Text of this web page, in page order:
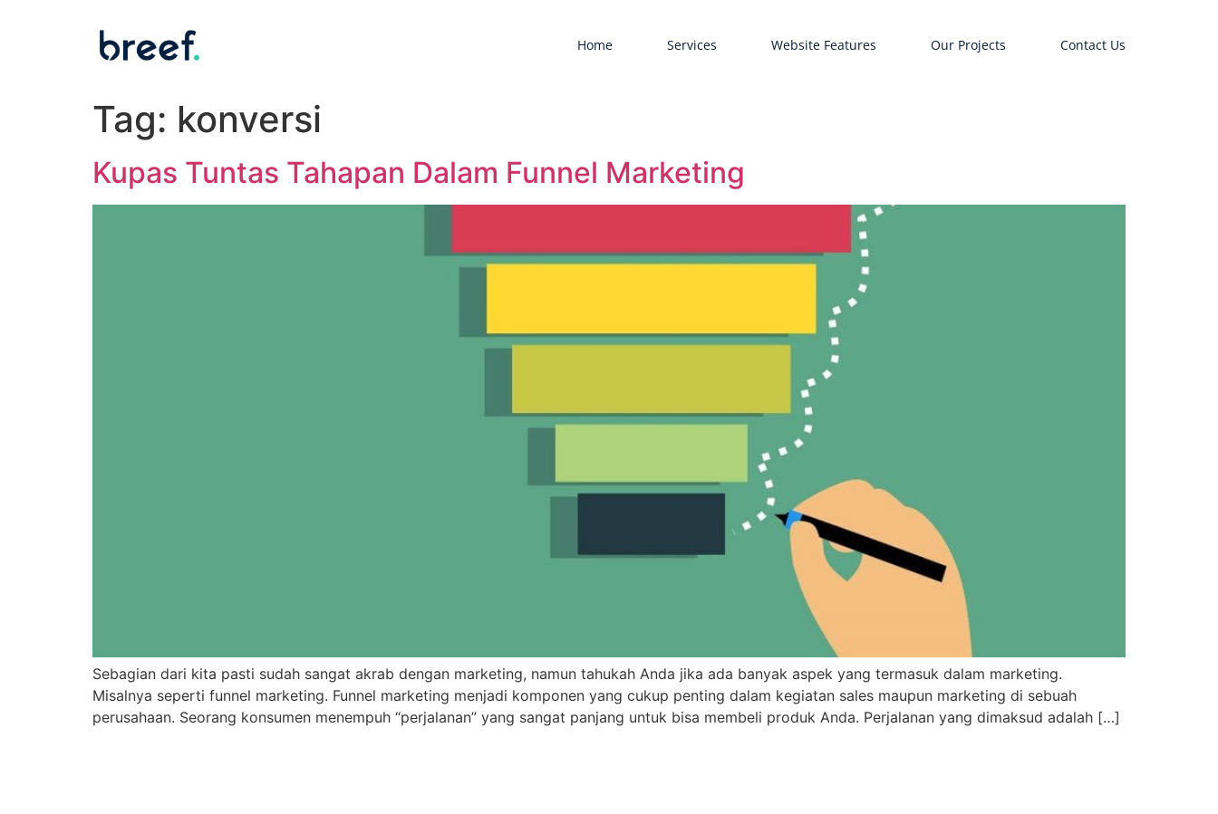
Home Services Website Features Our Projects Contact Us
Tag: konversi
Kupas Tuntas Tahapan Dalam Funnel Marketing
Sebagian dari kita pasti sudah sangat akrab dengan marketing, namun tahukah Anda jika ada banyak aspek yang termasuk dalam marketing.
Misalnya seperti funnel marketing. Funnel marketing menjadi komponen yang cukup penting dalam kegiatan sales maupun marketing di sebuah
perusahaan. Seorang konsumen menempuh “perjalanan” yang sangat panjang untuk bisa membeli produk Anda. Perjalanan yang dimaksud adalah […]